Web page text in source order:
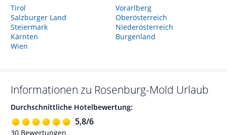
Tirol
Salzburger Land
Steiermark
Kärnten
Wien
Vorarlberg
Oberösterreich
Niederösterreich
Burgenland
Informationen zu Rosenburg-Mold Urlaub
Durchschnittliche Hotelbewertung:
5,8/6
30 Bewertungen